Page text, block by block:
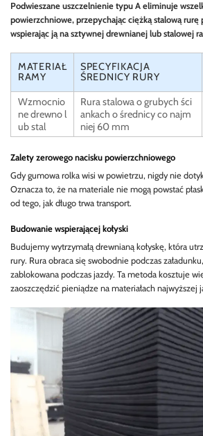
Podwieszane uszczelnienie typu A eliminuje
powierzchniowe, przepychając ciężką stalową rurę
wspierając ją na sztywnej drewnianej lub stalowej
MATERIAŁ
RAMY
SPECYFIKACJA
ŚREDNICY RURY
Wzmocnio
ne drewno l
ub stal
Rura stalowa o grubych ści
ankach o średnicy co najm
niej 60 mm
Zalety zerowego nacisku powierzchniowego
Gdy gumowa rolka wisi w powietrzu, nigdy nie
Oznacza to, że na materiale nie mogą powstać
od tego, jak długo trwa transport.
Budowanie wspierającej kołyski
Budujemy wytrzymałą drewnianą kołyskę, która
rury. Rura obraca się swobodnie podczas
zablokowana podczas jazdy. Ta metoda kosztuje
zaoszczędzić pieniądze na materiałach najwyższej